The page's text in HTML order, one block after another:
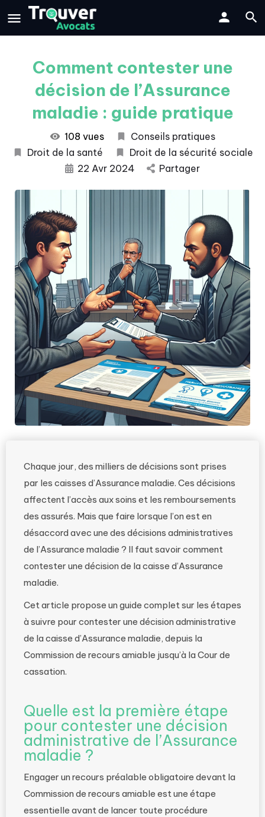
Comment contester une
décision de l’Assurance
maladie : guide pratique
108 vues
Conseils pratiques
Droit de la santé
Droit de la sécurité sociale
22 Avr 2024
Partager
Chaque jour, des milliers de décisions sont prises
par les caisses d’Assurance maladie. Ces décisions
affectent l’accès aux soins et les remboursements
des assurés. Mais que faire lorsque l’on est en
désaccord avec une des décisions administratives
de l’Assurance maladie ? Il faut savoir comment
contester une décision de la caisse d’Assurance
maladie.
Cet article propose un guide complet sur les étapes
à suivre pour contester une décision administrative
de la caisse d’Assurance maladie, depuis la
Commission de recours amiable jusqu’à la Cour de
cassation.
Quelle est la première étape
pour contester une décision
administrative de l’Assurance
maladie ?
Engager un recours préalable obligatoire devant la
Commission de recours amiable est une étape
essentielle avant de lancer toute procédure